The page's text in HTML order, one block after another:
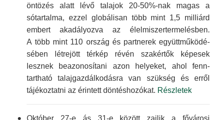
öntözés alatt lévő talajok 20-50%-nak magas a
sótartalma, ezzel globálisan több mint 1,5 milliárd
embert akadályozva az élelmiszer­termelésben.
A több mint 110 ország és partnerek együtt­működé­
sében létrejött térkép révén szakértők képesek
lesznek beazonosítani azon helyeket, ahol fenn­
tartható talaj­gazdálko­dásra van szükség és erről
tájékoztatni az érintett döntés­hozókat. Részletek
Október 27-e ás 31-e között zajlik a fővárosi